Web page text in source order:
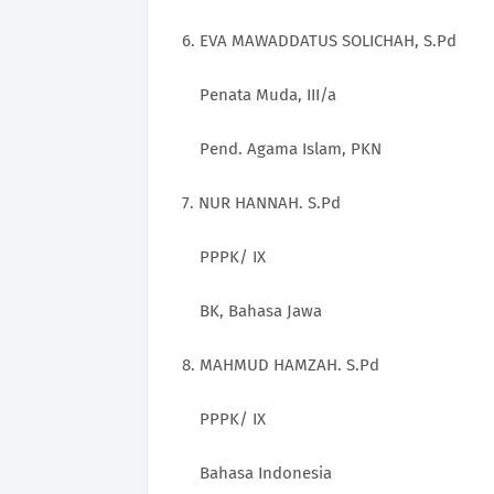
6. EVA MAWADDATUS SOLICHAH,
Penata Muda, III/a
Pend. Agama Islam, PKN
7. NUR HANNAH. S.Pd
PPPK/ IX
BK, Bahasa Jawa
8. MAHMUD HAMZAH. S.Pd
PPPK/ IX
Bahasa Indonesia